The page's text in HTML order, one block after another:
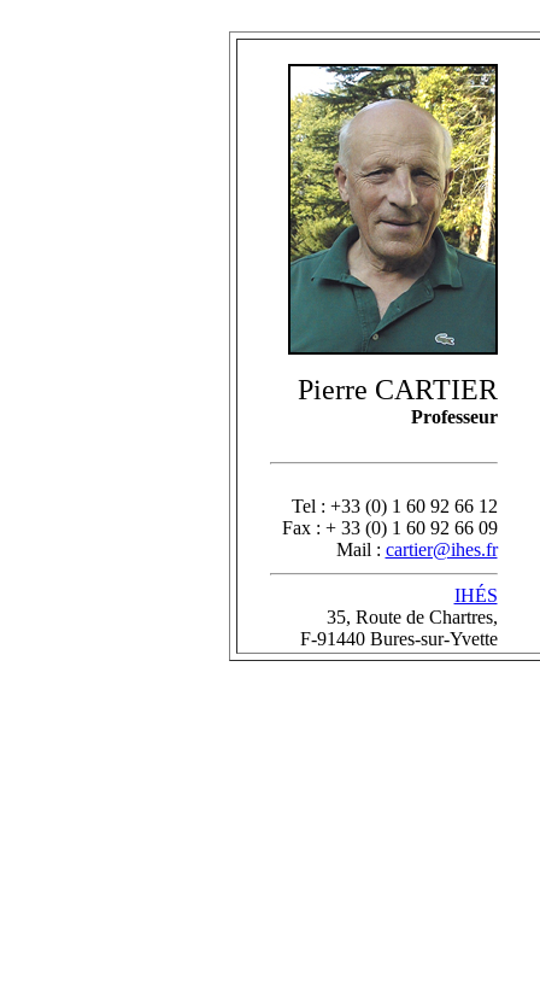
Pierre CARTIER
Professeur
Tel : +33 (0) 1 60 92 66 12
Fax : + 33 (0) 1 60 92 66 09
Mail : cartier@ihes.fr
IHÉS
35, Route de Chartres,
F-91440 Bures-sur-Yvette